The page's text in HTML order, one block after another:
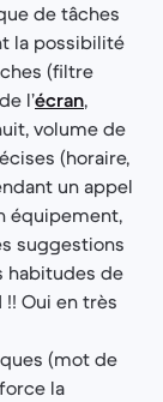
de tâches
la possibilité
(filtre
l’écran,
volume de
(horaire,
un appel
équipement,
suggestions
habitudes de
!! Oui en très
(mot de
la